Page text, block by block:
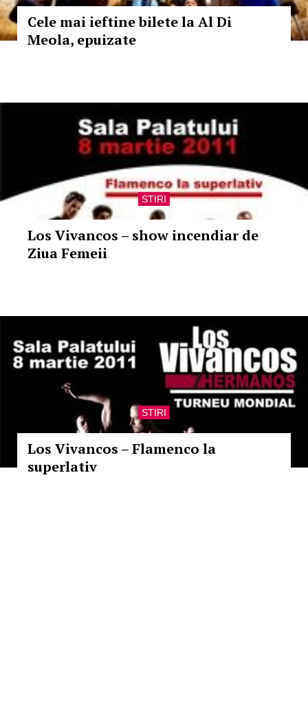
Cele mai ieftine bilete la Al Di
Meola, epuizate
STIRI
Los Vivancos – show incendiar de
Ziua Femeii
STIRI
Los Vivancos – Flamenco la
superlativ